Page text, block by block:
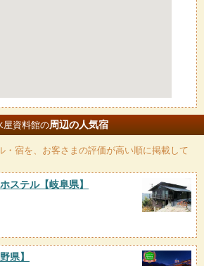
屋資料館の周辺の人気宿
・宿を、お客さまの評価が高い順に掲載して
ステル【岐阜県】
県】